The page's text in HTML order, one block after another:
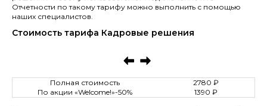
Отчетности по такому тарифу можно выполнить с помощью
наших специалистов.
Стоимость тарифа Кадровые решения
Полная стоимость
2780 ₽
По акции «Welcome!»-50%
1390 ₽